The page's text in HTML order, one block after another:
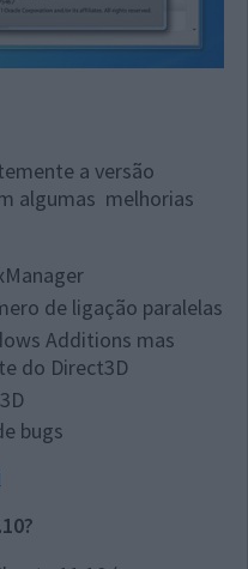
a versão
algumas melhorias
de ligação paralelas
Additions mas
do Direct3D
bugs